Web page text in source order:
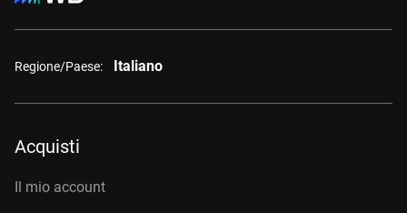
Regione/Paese: Italiano
Acquisti
Il mio account